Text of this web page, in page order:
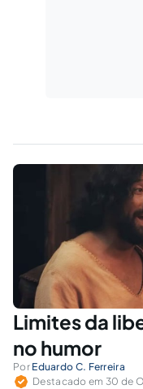
Limites da
no humor
Por Eduardo C. Ferreira
Destacado em 30 de